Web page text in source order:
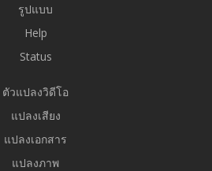
รูปแบบ
Help
Status
ตัวแปลงวิดีโอ
แปลงเสียง
แปลงเอกสาร
แปลงภาพ